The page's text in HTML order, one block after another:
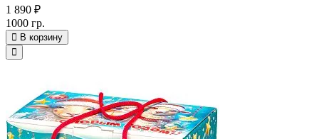
1 890 ₽
1000 гр.
В корзину